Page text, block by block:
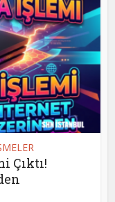
Çıktı!